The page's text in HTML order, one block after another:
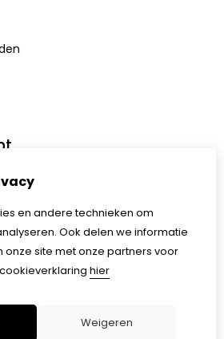
en andere technieken om
Ook delen we informatie
onze site met onze partners voor
hier
Weigeren